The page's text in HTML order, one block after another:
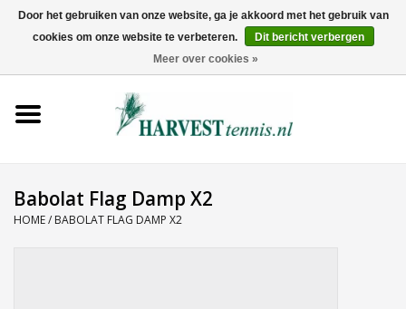
0 Artikelen - €0,00
Tenniskleding
Babolat Flag Damp X2
HOME/ BABOLAT FLAG DAMP X2
Door het gebruiken van onze website, ga je akkoord met het gebruik van
cookies om onze website te verbeteren.
Dit bericht verbergen
Meer over cookies »